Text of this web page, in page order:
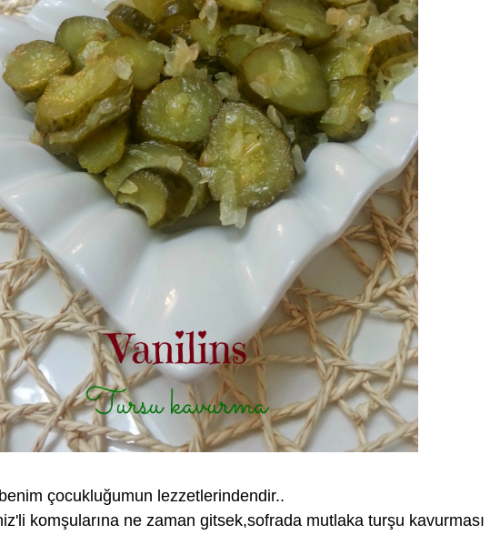
çocukluğumun lezzetlerindendir..
komşularına ne zaman gitsek,sofrada mutlaka turşu kavurması